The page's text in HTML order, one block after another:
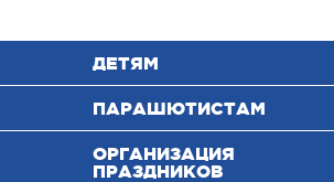
ДЕТЯМ
ПАРАШЮТИСТАМ
ОРГАНИЗАЦИЯ
ПРАЗДНИКОВ